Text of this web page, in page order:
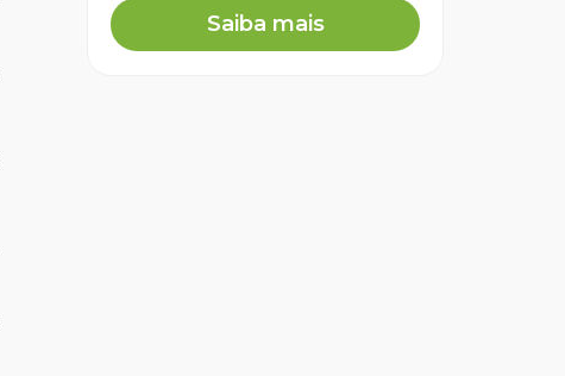
Saiba mais